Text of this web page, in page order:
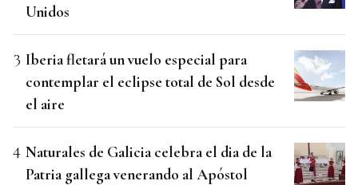
Unidos
Iberia fletará un vuelo especial para
contemplar el eclipse total de Sol desde
el aire
Naturales de Galicia celebra el dia de la
Patria gallega venerando al Apóstol